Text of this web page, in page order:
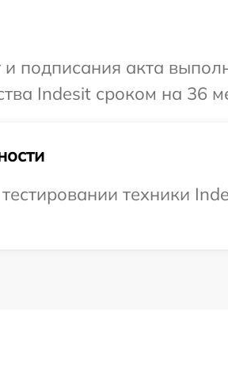
и подписания акта
Indesit сроком на 36
техники